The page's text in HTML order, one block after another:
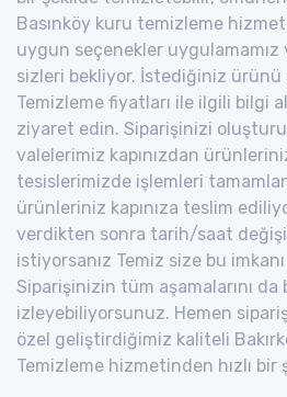
Basınköy kuru temizleme
uygun seçenekler
sizleri bekliyor. İstediğiniz ürünü
Temizleme fiyatları ile ilgili bilgi
ziyaret edin. Siparişinizi
valelerimiz kapınızdan
tesislerimizde işlemleri
ürünleriniz kapınıza teslim
verdikten sonra tarih/saat
istiyorsanız Temiz size bu
Siparişinizin tüm aşamalarını
izleyebiliyorsunuz. Hemen
özel geliştirdiğimiz kaliteli
Temizleme hizmetinden hızlı bir